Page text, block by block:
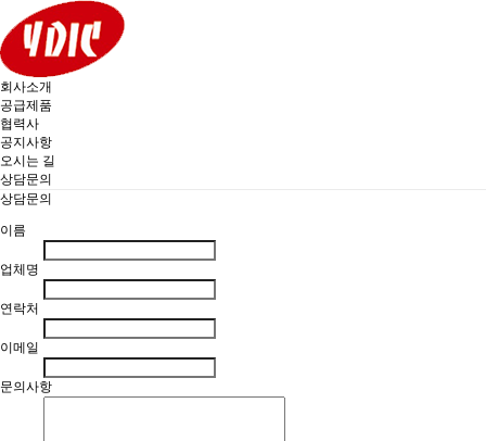
회사소개
공급제품
협력사
공지사항
오시는 길
상담문의
상담문의
이름
업체명
연락처
이메일
문의사항